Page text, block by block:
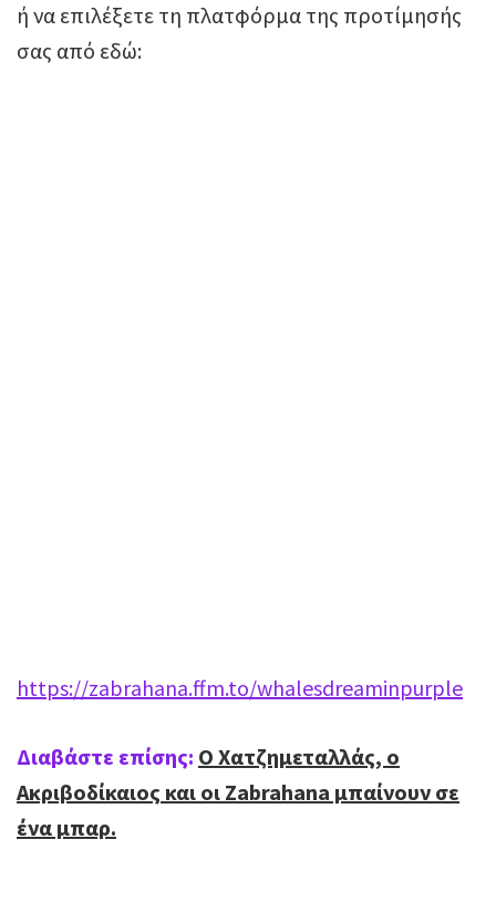
ή να επιλέξετε τη πλατφόρμα της προτίμησής
σας από εδώ:
https://zabrahana.ffm.to/whalesdreaminpurple
Διαβάστε επίσης: Ο Χατζημεταλλάς, ο
Ακριβοδίκαιος και οι Zabrahana μπαίνουν σε
ένα μπαρ.